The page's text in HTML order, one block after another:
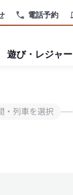
電話予約
遊び・レジャー
・列車を選択